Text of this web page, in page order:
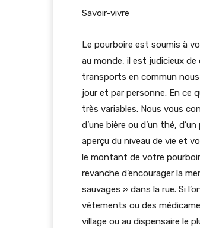
Savoir-vivre
Le pourboire est soumis à
au monde, il est judicieux de
transports en commun nous
jour et par personne. En ce
très variables. Nous vous
d’une bière ou d’un thé,
aperçu du niveau de vie et
le montant de votre
revanche d’encourager la
sauvages » dans la rue. Si
vêtements ou des
village ou au dispensaire le